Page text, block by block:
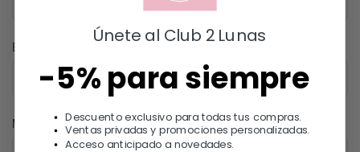
Email
Mensaje
Únete al Club 2 Lunas
-5% para siempre
Descuento exclusivo para todas tus compras.
Ventas privadas y promociones personalizadas.
Acceso anticipado a novedades.